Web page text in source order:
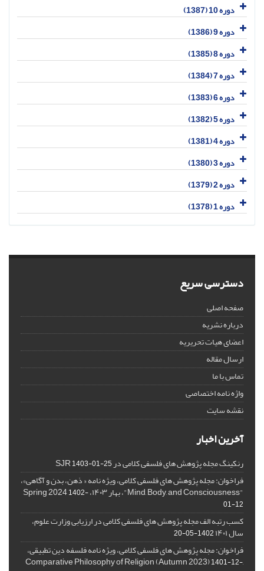
دوره 10 (1387)
دوره 9 (1386)
دوره 8 (1385)
دوره 7 (1384)
دوره 6 (1383)
دوره 5 (1382)
دوره 4 (1381)
دوره 3 (1380)
دوره 2 (1379)
دوره 1 (1378)
دسترسی سریع
صفحه اصلی
درباره نشریه
اعضای هیات تحریریه
ارسال مقاله
تماس با ما
واژه نامه اختصاصی
نقشه سایت
آخرین اخبار
رنکینگ مجله پژوهش های فلسفی کلامی در SJR1403-01-25
فراخوان: مجله پژوهش های فلسفی کلامی، ویژه نامه « ذهن، بدن و آگاهی»،
"Mind, Body, and Consciousness"، بهار ۱۴۰۳، Spring 2024
1402-
01-12
کسب رتبه الف مجله پژوهش های فلسفی کلامی در ارزیابی وزارت علوم،
سال ۱۴۰۱ 1402-05-20
فراخوان: مجله پژوهش های فلسفی کلامی، ویژه نامه فلسفه دین تطبیقی،
,Comparative Philosophy of Religion (Autumn 2023)
1401-12-